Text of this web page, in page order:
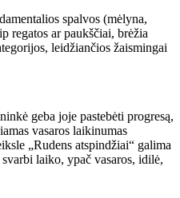
spalvos (mėlyna,
regatos ar paukščiai, brėžia
leidžiančios žaismingai
geba joje pastebėti progresą,
vasaros laikinumas
„Rudens atspindžiai“ galima
laiko, ypač vasaros, idilė,